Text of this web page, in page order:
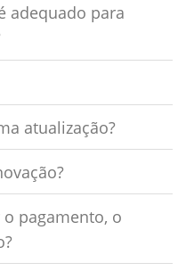
adequado para
atualização?
pagamento, o